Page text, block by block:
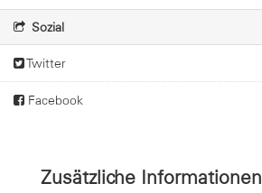
Sozial
Twitter
Facebook
Zusätzliche Informationen